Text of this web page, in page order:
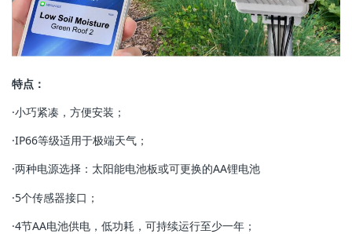
特点：
·小巧紧凑，方便安装；
·IP66等级适用于极端天气；
·两种电源选择：太阳能电池板或可更换的AA锂电池
·5个传感器接口；
·4节AA电池供电，低功耗，可持续运行至少一年；